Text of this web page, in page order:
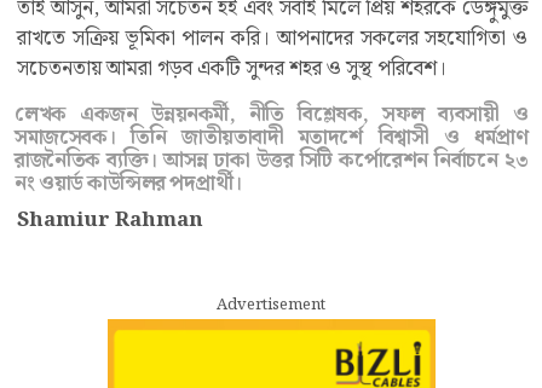
তাই আসুন, আমরা সচেতন হই এবং সবাই মিলে প্রিয় শহরকে ডেঙ্গুমুক্ত
রাখতে সক্রিয় ভূমিকা পালন করি। আপনাদের সকলের সহযোগিতা ও
সচেতনতায় আমরা গড়ব একটি সুন্দর শহর ও সুস্থ পরিবেশ।
লেখক একজন উন্নয়নকর্মী, নীতি বিশ্লেষক, সফল ব্যবসায়ী ও
সমাজসেবক। তিনি জাতীয়তাবাদী মতাদর্শে বিশ্বাসী ও ধর্মপ্রাণ
রাজনৈতিক ব্যক্তি। আসন্ন ঢাকা উত্তর সিটি কর্পোরেশন নির্বাচনে ২৩
নং ওয়ার্ড কাউন্সিলর পদপ্রার্থী।
Shamiur Rahman
Advertisement